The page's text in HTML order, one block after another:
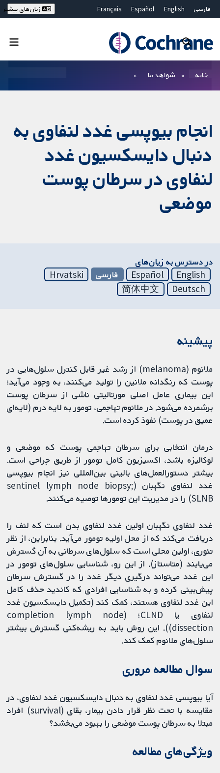
فارسی English
Español
Français
Bahasa Malaysia
ไทย
繁體中文
زبان‌های بیشتر
خانه شواهد ما
انجام بیوپسی غدد لنفاوی به
دنبال دایسکسیون غدد
لنفاوی در سرطان پوست
موضعی
در دسترس به زیان‌های
English
Español فارسی
Hrvatski
Deutsch
简体中文
پیشینه
ملانوم (melanoma) از رشد غیر قابل کنترل سلول‌هایی در
پوست که رنگدانه ملانین را تولید می‌کنند، به وجود می‌آید؛
این بیماری عامل اصلی مورتالیتی ناشی از سرطان پوست
برشمرده می‌شود. در ملانوم تهاجمی، تومور به لایه درم (لایه‌ای
عمیق در پوست) نفوذ کرده است.
درمان انتخابی برای سرطان تهاجمی پوست که موضعی و
لوکالیزه باشد، اکسیزیون کامل تومور از طریق جراحی است.
بیشتر دستورالعمل‌های بالینی بین‌المللی نیز انجام بیوپسی
غدد لنفاوی نگهبان (sentinel lymph node biopsy;
SLNB) را در مدیریت این تومورها توصیه می‌کنند.
غدد لنفاوی نگهبان اولین غدد لنفاوی بدن است که لنف را
دریافت می‌کند که از محل اولیه تومور می‌آید. بنابراین، از نظر
تئوری، اولین محلی است که سلول‌های سرطانی به آن گسترش
می‌یابند (متاستاز). از این رو، شناسایی سلول‌های تومور در
این غدد می‌تواند درگیری دیگر غدد را در گسترش سرطان
پیش‌بینی کرده و به شناسایی افرادی که کاندید حذف کامل
این غدد لنفاوی هستند، کمک کند (تکمیل دایسکسیون غدد
لنفاوی یا CLND؛ (completion lymph node
dissection)). این روش باید به ریشه‌کنی گسترش بیشتر
سلول‌های ملانوم کمک کند.
سوال مطالعه مروری
آیا بیوپسی غدد لنفاوی به دنبال دایسکسیون غدد لنفاوی، در
مقایسه با تحت نظر قرار دادن بیمار، بقای (survival) افراد
مبتلا به سرطان پوست موضعی را بهبود می‌بخشد؟
ویژگی‌های مطالعه